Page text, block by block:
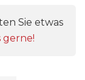
Sie etwas
gerne!